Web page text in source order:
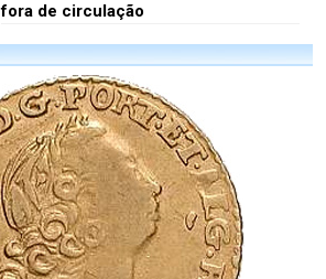
fora de circulação